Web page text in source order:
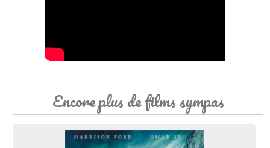
Encore plus de films sympas